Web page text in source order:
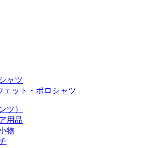
ャツ
ェット・ポロシャツ
ツ）
用品
物